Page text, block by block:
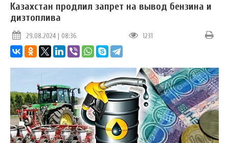
Казахстан продлил запрет на вывод бензина и
дизтоплива
29.08.2024 | 08:36 1231